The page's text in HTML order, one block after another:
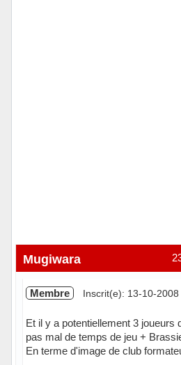
Mugiwara
Membre Inscrit(e): 13-10-2008
Et il y a potentiellement 3 joueurs
pas mal de temps de jeu +
En terme d'image de club